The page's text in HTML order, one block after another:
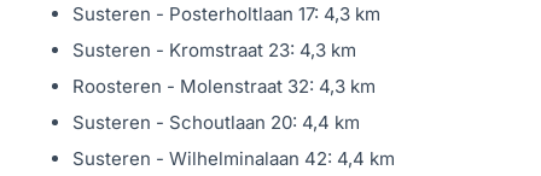
Susteren - Posterholtlaan 17: 4,3 km
Susteren - Kromstraat 23: 4,3 km
Roosteren - Molenstraat 32: 4,3 km
Susteren - Schoutlaan 20: 4,4 km
Susteren - Wilhelminalaan 42: 4,4 km